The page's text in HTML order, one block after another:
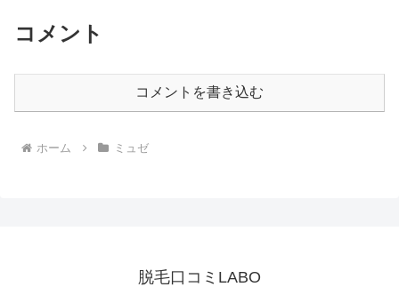
コメント
コメントを書き込む
ホーム ミュゼ
脱毛口コミLABO